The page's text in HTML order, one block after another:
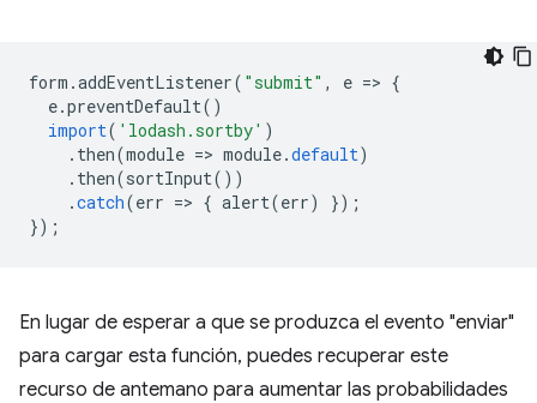
form .addEventListener( "submit" , e => {
e.preventDefault()
import( 'lodash.sortby' )
. then(module => module.default)
. then(sortInput())
.catch(err => { alert(err)
});
});
En lugar de esperar a que se produzca el evento "enviar"
para cargar esta función, puedes recuperar este
recurso de antemano para aumentar las probabilidades